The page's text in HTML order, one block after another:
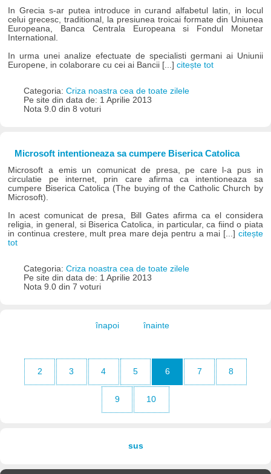
In Grecia s-ar putea introduce in curand alfabetul latin, in locul
celui grecesc, traditional, la presiunea troicai formate din Uniunea
Europeana, Banca Centrala Europeana si Fondul Monetar
International.
In urma unei analize efectuate de specialisti germani ai Uniunii
Europene, in colaborare cu cei ai Bancii [...]citește tot
Categoria: Criza noastra cea de toate zilele
Pe site din data de: 1 Aprilie 2013
Nota 9.0 din 8 voturi
Microsoft intentioneaza sa cumpere Biserica Catolica
Microsoft a emis un comunicat de presa, pe care l-a pus in
circulatie pe internet, prin care afirma ca intentioneaza sa
cumpere Biserica Catolica (The buying of the Catholic Church by
Microsoft).
In acest comunicat de presa, Bill Gates afirma ca el considera
religia, in general, si Biserica Catolica, in particular, ca fiind o piata
in continua crestere, mult prea mare deja pentru a mai [...] citește
tot
Categoria: Criza noastra cea de toate zilele
Pe site din data de: 1 Aprilie 2013
Nota 9.0 din 7 voturi
înapoi înainte
2 3 4 5 6 7 8
9 10
sus